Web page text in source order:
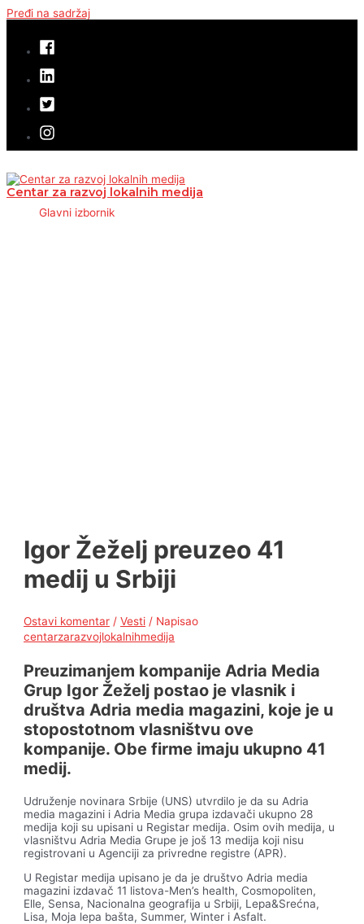
Pređi na sadržaj
Centar za razvoj lokalnih medija
Glavni izbornik
Igor Žeželj preuzeo 41
medij u Srbiji
Ostavi komentar /Vesti / Napisao
centarzarazvojlokalnihmedija
Preuzimanjem kompanije Adria Media
Grup Igor Žeželj postao je vlasnik i
društva Adria media magazini, koje je u
stopostotnom vlasništvu ove
kompanije. Obe firme imaju ukupno 41
medij.
Udruženje novinara Srbije (UNS) utvrdilo je da su Adria
media magazini i Adria Media grupa izdavači ukupno 28
medija koji su upisani u Registar medija. Osim ovih medija, u
vlasništvu Adria Media Grupe je još 13 medija koji nisu
registrovani u Agenciji za privredne registre (APR).
U Registar medija upisano je da je društvo Adria media
magazini izdavač 11 listova-Men’s health, Cosmopoliten,
Elle, Sensa, Nacionalna geografija u Srbiji, Lepa&Srećna,
Lisa, Moja lepa bašta, Summer, Winter i Asfalt.